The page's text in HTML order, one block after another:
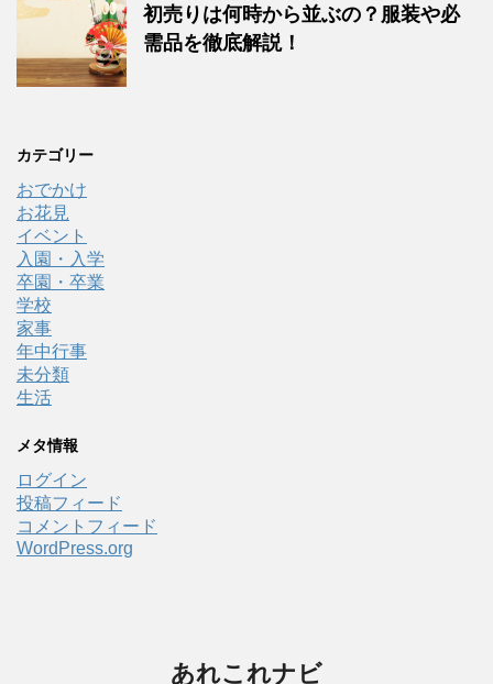
初売りは何時から並ぶの？服装や必
需品を徹底解説！
カテゴリー
おでかけ
お花見
イベント
入園・入学
卒園・卒業
学校
家事
年中行事
未分類
生活
メタ情報
ログイン
投稿フィード
コメントフィード
WordPress.org
あれこれナビ